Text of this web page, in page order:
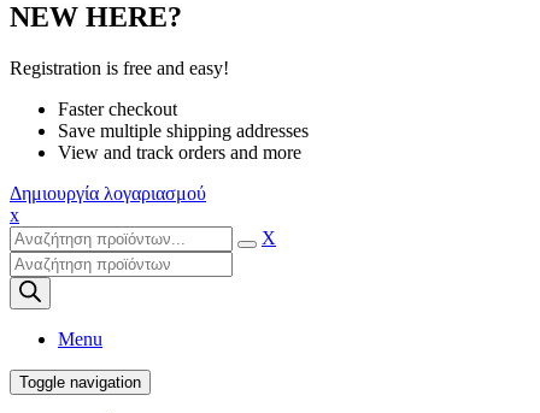
NEW HERE?
Registration is free and easy!
Faster checkout
Save multiple shipping addresses
View and track orders and more
Δημιουργία λογαριασμού
x
X
Products
search
Menu
Toggle navigation